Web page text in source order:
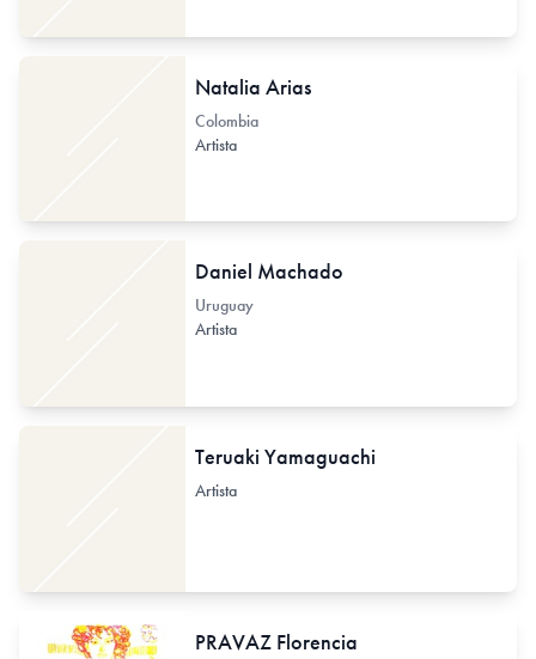
Natalia Arias
Colombia
Artista
Daniel Machado
Uruguay
Artista
Teruaki Yamaguachi
Artista
PRAVAZ Florencia